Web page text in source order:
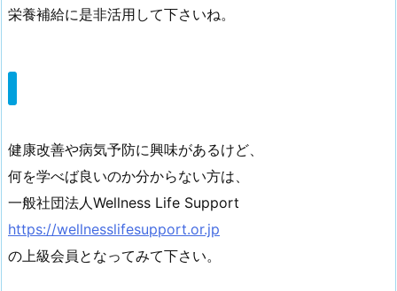
栄養補給に是非活用して下さいね。
健康改善や病気予防に興味があるけど、
何を学べば良いのか分からない方は、
一般社団法人Wellness Life Support
https://wellnesslifesupport.or.jp
の上級会員となってみて下さい。